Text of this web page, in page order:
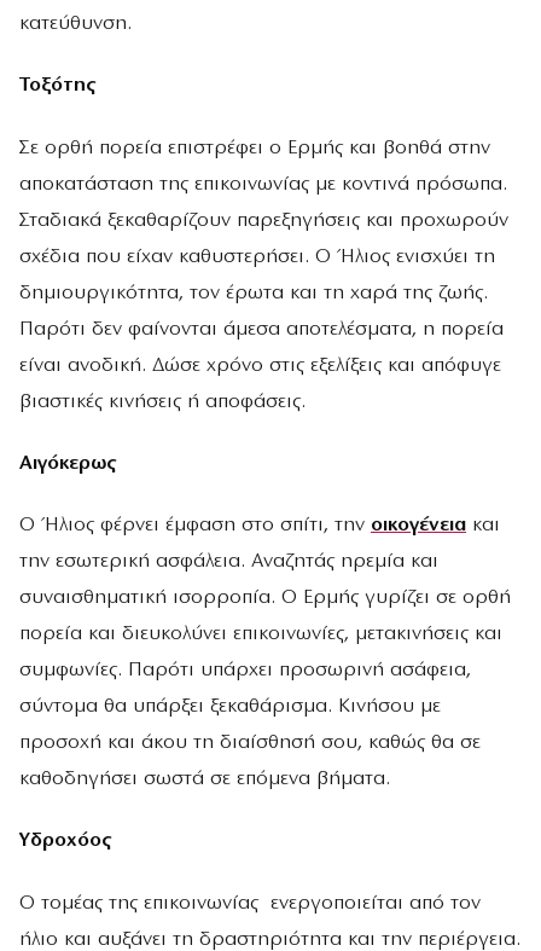
κατεύθυνση.
Τοξότης
Σε ορθή πορεία επιστρέφει ο Ερμής και βοηθά στην
αποκατάσταση της επικοινωνίας με κοντινά πρόσωπα.
Σταδιακά ξεκαθαρίζουν παρεξηγήσεις και προχωρούν
σχέδια που είχαν καθυστερήσει. Ο Ήλιος ενισχύει τη
δημιουργικότητα, τον έρωτα και τη χαρά της ζωής.
Παρότι δεν φαίνονται άμεσα αποτελέσματα, η πορεία
είναι ανοδική. Δώσε χρόνο στις εξελίξεις και απόφυγε
βιαστικές κινήσεις ή αποφάσεις.
Αιγόκερως
Ο Ήλιος φέρνει έμφαση στο σπίτι, την οικογένεια και
την εσωτερική ασφάλεια. Αναζητάς ηρεμία και
συναισθηματική ισορροπία. Ο Ερμής γυρίζει σε ορθή
πορεία και διευκολύνει επικοινωνίες, μετακινήσεις και
συμφωνίες. Παρότι υπάρχει προσωρινή ασάφεια,
σύντομα θα υπάρξει ξεκαθάρισμα. Κινήσου με
προσοχή και άκου τη διαίσθησή σου, καθώς θα σε
καθοδηγήσει σωστά σε επόμενα βήματα.
Υδροχόος
Ο τομέας της επικοινωνίας ενεργοποιείται από τον
ήλιο και αυξάνει τη δραστηριότητα και την περιέργεια.